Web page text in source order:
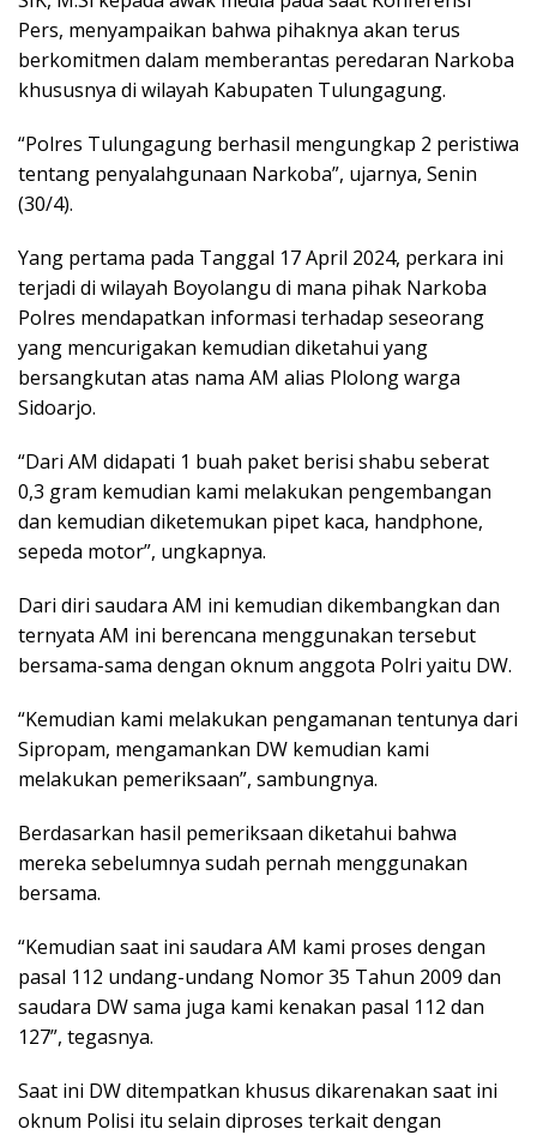
Pers, menyampaikan bahwa pihaknya akan terus
berkomitmen dalam memberantas peredaran Narkoba
khususnya di wilayah Kabupaten Tulungagung.
“Polres Tulungagung berhasil mengungkap 2 peristiwa
tentang penyalahgunaan Narkoba”, ujarnya, Senin
(30/4).
Yang pertama pada Tanggal 17 April 2024, perkara ini
terjadi di wilayah Boyolangu di mana pihak Narkoba
Polres mendapatkan informasi terhadap seseorang
yang mencurigakan kemudian diketahui yang
bersangkutan atas nama AM alias Plolong warga
Sidoarjo.
“Dari AM didapati 1 buah paket berisi shabu seberat
0,3 gram kemudian kami melakukan pengembangan
dan kemudian diketemukan pipet kaca, handphone,
sepeda motor”, ungkapnya.
Dari diri saudara AM ini kemudian dikembangkan dan
ternyata AM ini berencana menggunakan tersebut
bersama-sama dengan oknum anggota Polri yaitu DW.
“Kemudian kami melakukan pengamanan tentunya dari
Sipropam, mengamankan DW kemudian kami
melakukan pemeriksaan”, sambungnya.
Berdasarkan hasil pemeriksaan diketahui bahwa
mereka sebelumnya sudah pernah menggunakan
bersama.
“Kemudian saat ini saudara AM kami proses dengan
pasal 112 undang-undang Nomor 35 Tahun 2009 dan
saudara DW sama juga kami kenakan pasal 112 dan
127”, tegasnya.
Saat ini DW ditempatkan khusus dikarenakan saat ini
oknum Polisi itu selain diproses terkait dengan